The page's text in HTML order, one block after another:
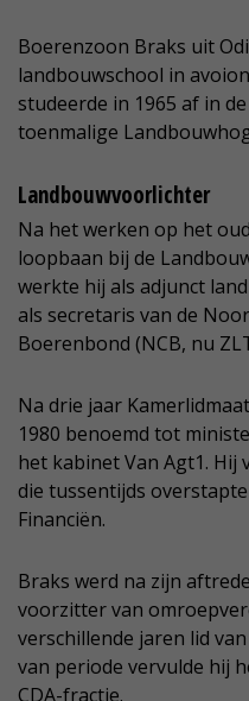
Boerenzoon Braks uit
landbouwschool in
studeerde in 1965 af in
toenmalige
Landbouwvoorlichter
Na het werken op het
loopbaan bij de
werkte hij als adjunct
als secretaris van de
Boerenbond (NCB, nu
Na drie jaar
1980 benoemd tot
het kabinet Van Agt1. Hij
die tussentijds
Financiën.
Braks werd na zijn
voorzitter van
verschillende jaren lid
van periode vervulde hij
CDA-fractie.